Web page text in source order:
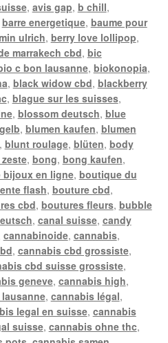
, avis gap, b chill,
barre energetique, baume pour
ulrich, berry love lollipop,
marrakech cbd, bic
c bon lausanne, biokonopia,
, black widow cbd, blackberry
, blague sur les suisses,
, blossom deutsch, blue
, blumen kaufen, blumen
, blunt roulage, blüten, body
, bong, bong kaufen,
bijoux en ligne, boutique du
flash, bouture cbd,
cbd, boutures fleurs, bubble
, canal suisse, candy
cannabinoide, cannabis,
, cannabis cbd grossiste,
cbd suisse grossiste,
geneve, cannabis high,
, cannabis légal,
legal en suisse, cannabis
suisse, cannabis ohne thc,